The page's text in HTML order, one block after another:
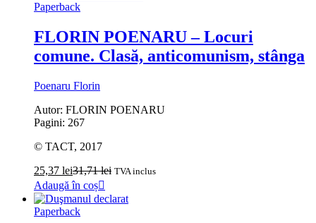
Paperback
FLORIN POENARU – Locuri
comune. Clasă, anticomunism, stânga
Poenaru Florin
Autor: FLORIN POENARU
Pagini: 267
© TACT, 2017
25,37 lei31,71lei TVA inclus
Adaugă în coș
Paperback